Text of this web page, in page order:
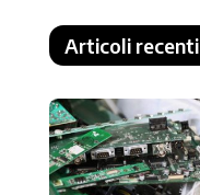
Articoli recenti